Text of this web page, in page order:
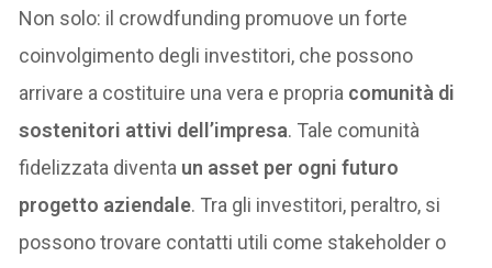
Non solo: il crowdfunding promuove un forte
coinvolgimento degli investitori, che possono
arrivare a costituire una vera e propria comunità di
sostenitori attivi dell’impresa. Tale comunità
fidelizzata diventa un asset per ogni futuro
progetto aziendale. Tra gli investitori, peraltro, si
possono trovare contatti utili come stakeholder o